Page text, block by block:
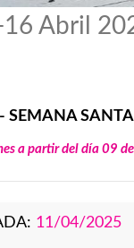
Abril
SEMANA
a partir del día 09
11/04/2025